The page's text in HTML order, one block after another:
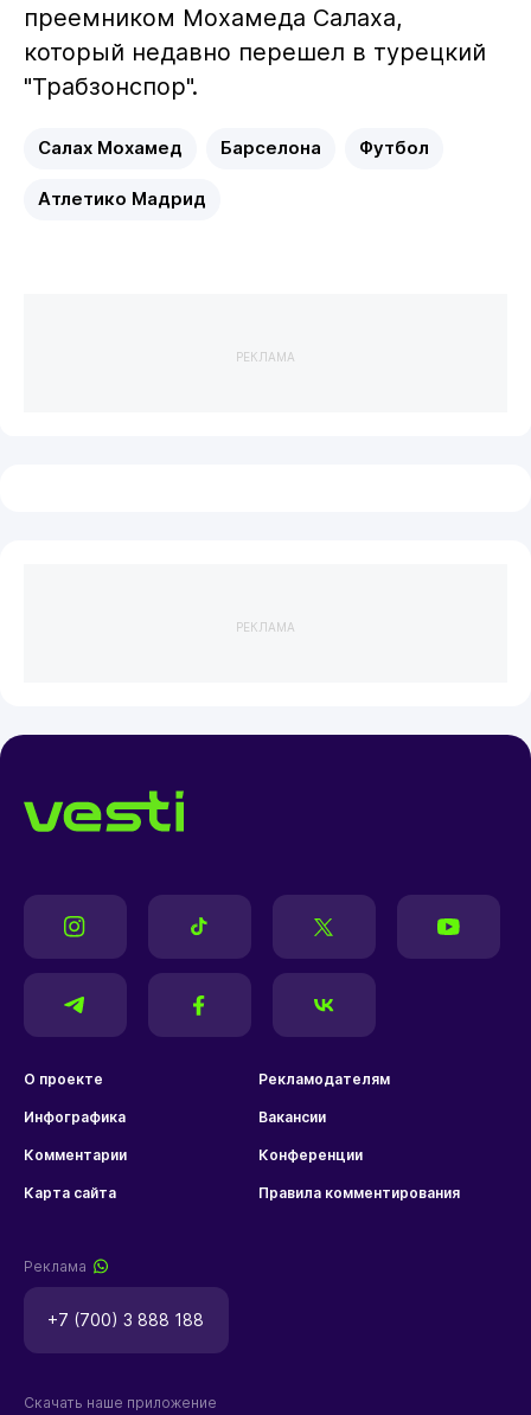
преемником Мохамеда Салаха,
который недавно перешел в турецкий
"Трабзонспор".
Салах Мохамед Барселона Футбол
Атлетико Мадрид
РЕКЛАМА
РЕКЛАМА
О проекте Рекламодателям
Инфографика Вакансии
Комментарии Конференции
Карта сайта Правила комментирования
Реклама
+7 (700) 3 888 188
Скачать наше приложение